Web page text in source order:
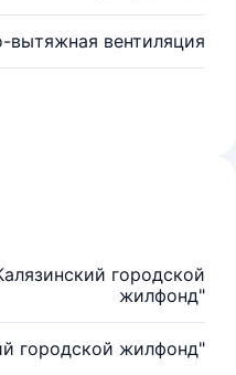
вытяжная вентиляция
городской
жилфонд"
городской жилфонд"